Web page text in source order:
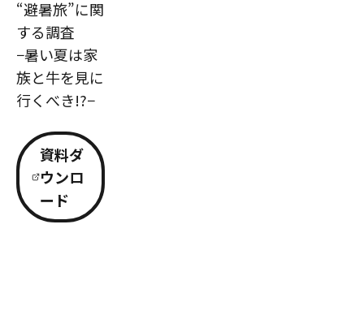
“避暑旅”に関
する調査
−暑い夏は家
族と牛を見に
行くべき!?−
資料ダ
ウンロ
ード